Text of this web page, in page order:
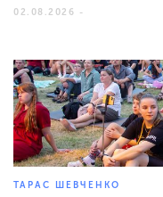
02.08.2026 -
ТАРАС ШЕВЧЕНКО